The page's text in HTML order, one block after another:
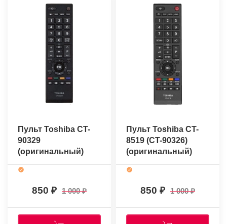
Пульт Toshiba CT-
90329
(оригинальный)
850 1 000
Пульт Toshiba CT-
8519 (CT-90326)
(оригинальный)
850 1 000